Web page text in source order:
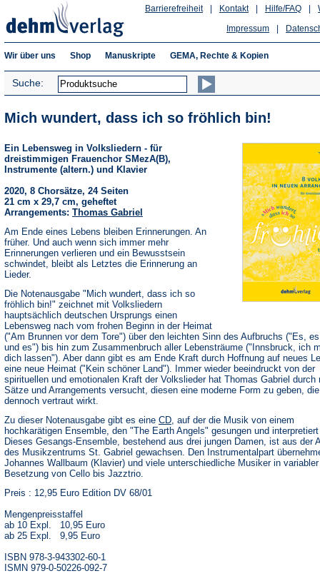
Hilfe/FAQ
Kontakt
Barrierefreiheit
Impressum
Wir über uns Shop Manuskripte GEMA, Rechte & Kopien
Suche:
Mich wundert, dass ich so fröhlich bin!
Ein Lebensweg in Volksliedern - für
dreistimmigen Frauenchor SMezA(B),
Instrumente (altern.) und Klavier
2020, 8 Chorsätze, 24 Seiten
21 cm x 29,7 cm, geheftet
Arrangements: Thomas Gabriel
Am Ende eines Lebens bleiben Erinnerungen. An
früher. Und auch wenn sich immer mehr
Erinnerungen verlieren und ein Bewusstsein
schwindet, bleibt als Letztes die Erinnerung an
Lieder.
Die Notenausgabe "Mich wundert, dass ich so
fröhlich bin!" zeichnet mit Volksliedern
hauptsächlich deutschen Ursprungs einen
Lebensweg nach vom frohen Beginn in der Heimat
("Am Brunnen vor dem Tore") über den leichten Sinn des Aufbruchs ("Es,
und es") bis hin zum Zusammenbruch aller Lebensträume ("Innsbruck, ich
dich lassen"). Aber dann gibt es am Ende Kraft durch Hoffnung auf neues
eine neue Heimat ("Kein schöner Land"). Immer wieder beeindruckt von der
spirituellen und emotionalen Kraft der Volkslieder hat Thomas Gabriel durch
Sätze und Arrangements versucht, diesen eine moderne Form zu geben, die
dennoch vertraut wirkt.
Zu dieser Notenausgabe gibt es eine CD, auf der die Musik von einem
hochkarätigen Ensemble, den "The Earth Angels" gesungen und
Dieses Gesangs-Ensemble, bestehend aus drei jungen Damen, ist aus der
des Musikzentrums St. Gabriel gewachsen. Den Instrumentalpart
Johannes Wallbaum (Klavier) und viele unterschiedliche Musiker in variabler
Besetzung von Cello bis Jazztrio.
Preis : 12,95 Euro Edition DV 68/01
Mengenpreisstaffel
ab 10 Expl. 10,95 Euro
ab 25 Expl. 9,95 Euro
ISBN 978-3-943302-60-1
ISMN 979-0-50226-092-7